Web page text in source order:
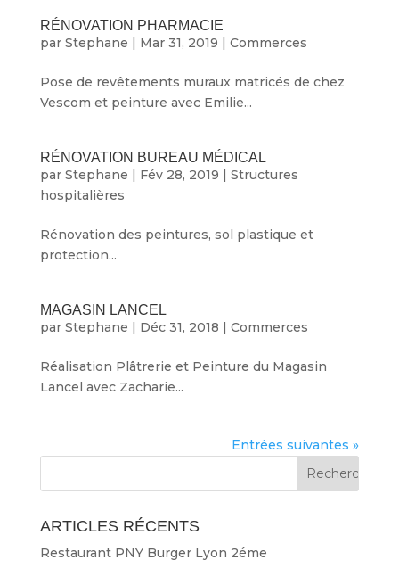
RÉNOVATION PHARMACIE
par Stephane | Mar 31, 2019 | Commerces
Pose de revêtements muraux matricés de chez
Vescom et peinture avec Emilie...
RÉNOVATION BUREAU MÉDICAL
par Stephane | Fév 28, 2019 | Structures
hospitalières
Rénovation des peintures, sol plastique et
protection...
MAGASIN LANCEL
par Stephane | Déc 31, 2018 | Commerces
Réalisation Plâtrerie et Peinture du Magasin
Lancel avec Zacharie...
Entrées suivantes »
ARTICLES RÉCENTS
Restaurant PNY Burger Lyon 2éme